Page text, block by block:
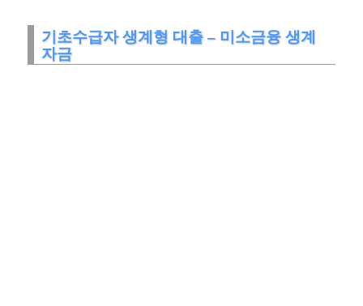
기초수급자 생계형 대출 – 미소금융 생계
자금